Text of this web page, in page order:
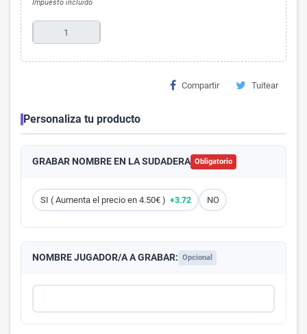
Impuesto incluido
Compartir Tuitear
Personaliza tu producto
GRABAR NOMBRE EN LA SUDADERA Obligatorio
SI ( Aumenta el precio en 4.50€ ) +3.72 NO
NOMBRE JUGADOR/A A GRABAR: Opcional